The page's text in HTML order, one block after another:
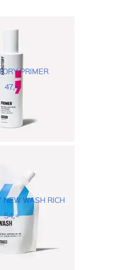
PRIMER
47,=
NEW WASH RICH
54,=